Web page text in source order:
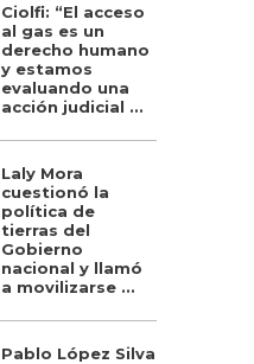
Ciolfi: “El acceso
al gas es un
derecho humano
y estamos
evaluando una
acción judicial ...
Laly Mora
cuestionó la
política de
tierras del
Gobierno
nacional y llamó
a movilizarse ...
Pablo López Silva